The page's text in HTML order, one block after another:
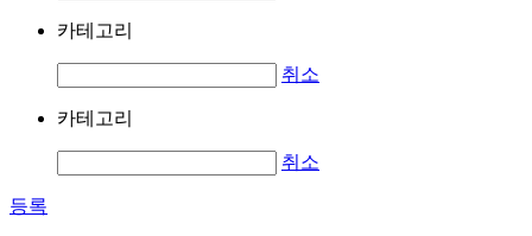
카테고리
취소
카테고리
취소
등록